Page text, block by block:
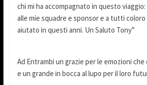
chi mi ha accompagnato in questo viaggio:
alle mie squadre e sponsor e a tutti coloro
aiutato in questi anni. Un Saluto Tony”
Ad Entrambi un grazie per le emozioni
e un grande in bocca al lupo per il loro